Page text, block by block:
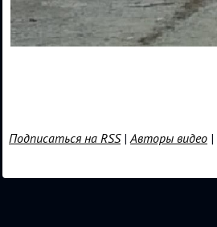
Подписаться на RSS|Авторы видео |